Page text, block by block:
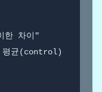
한 차이"